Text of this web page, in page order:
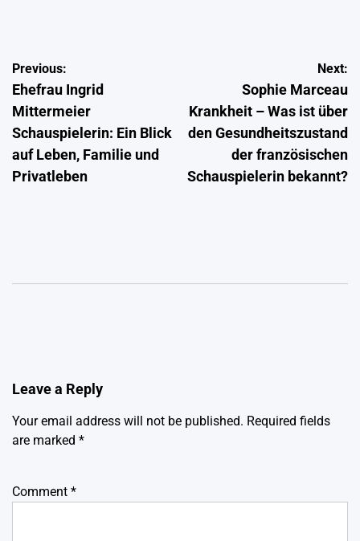
Post
navigation
Previous:
Ehefrau Ingrid
Mittermeier
Schauspielerin: Ein Blick
auf Leben, Familie und
Privatleben
Next:
Sophie Marceau
Krankheit – Was ist über
den Gesundheitszustand
der französischen
Schauspielerin bekannt?
Leave a Reply
Your email address will not be published. Required fields
are marked *
Comment *